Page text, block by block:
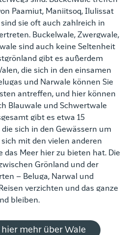
Paamiut, Maniitsoq, Ilulissat
sie oft auch zahlreich in
Buckelwale, Zwergwale,
sind auch keine Seltenheit
gibt es außerdem
die sich in den einsamen
und Narwale können Sie
antreffen, und hier können
Blauwale und Schwertwale
gibt es etwa 15
sich in den Gewässern um
mit den vielen anderen
das Meer hier zu bieten hat. Die
Grönland und der
– Beluga, Narwal und
verzichten und das ganze
bleiben.
hier mehr über Wale